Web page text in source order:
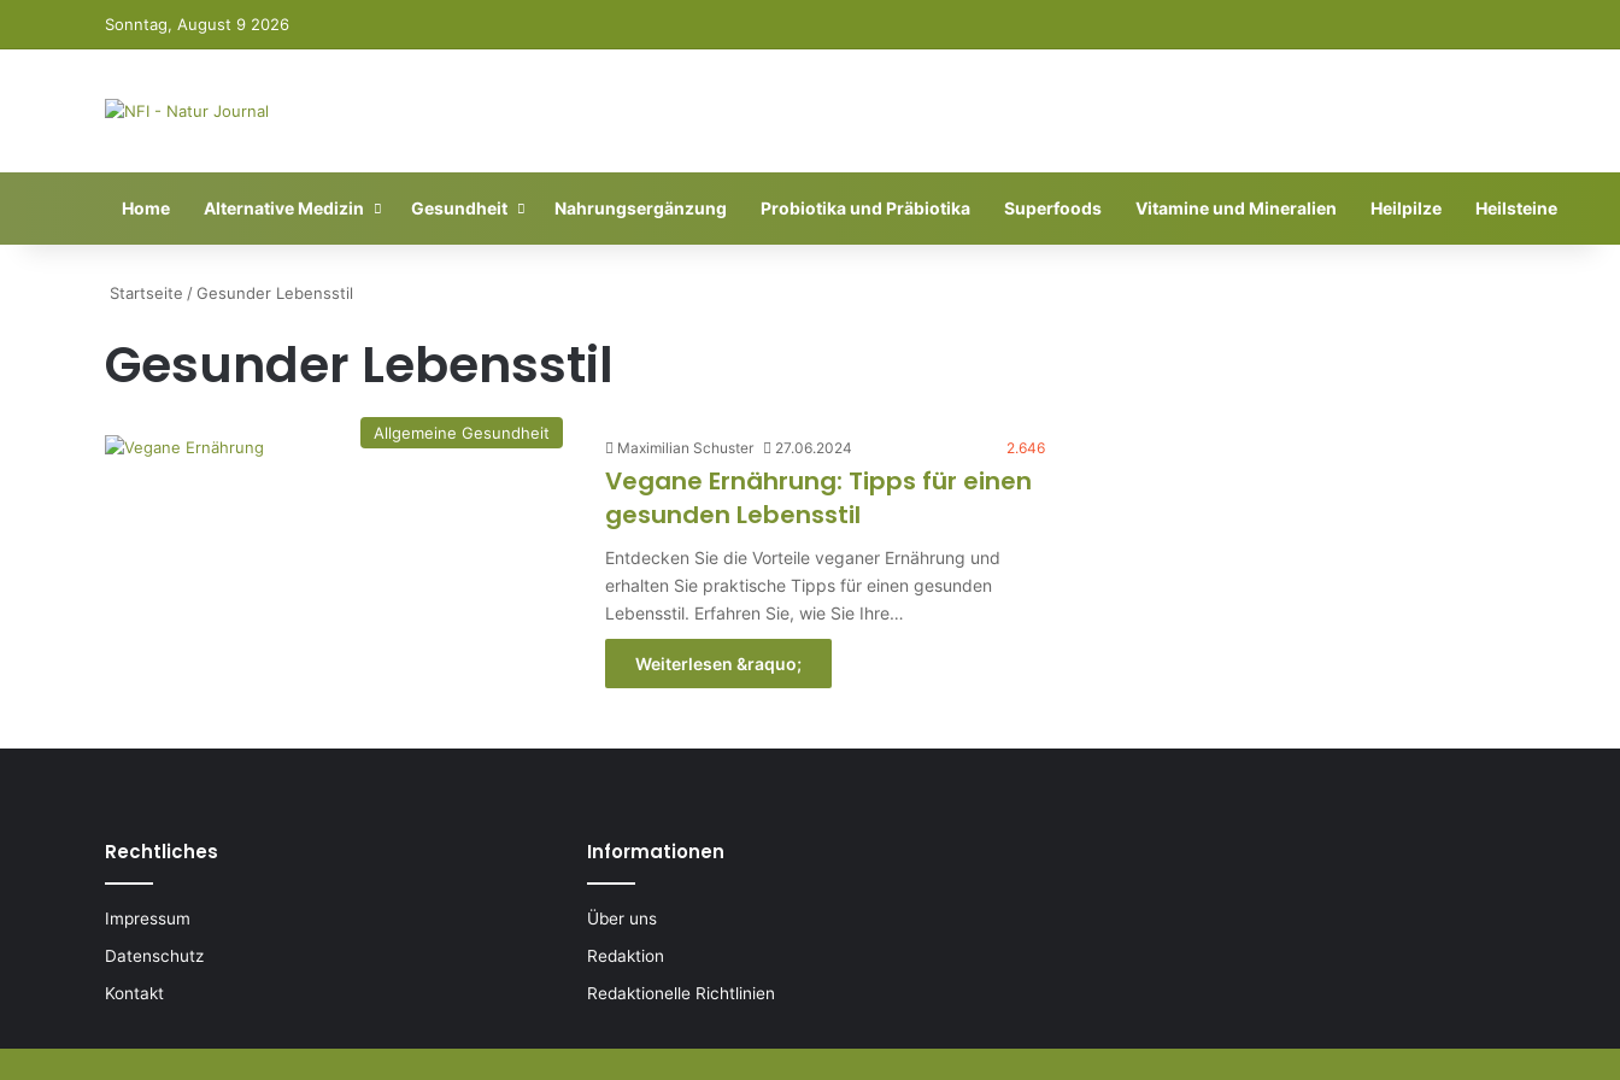
Sonntag, August 9 2026
Home Alternative Medizin Gesundheit Nahrungsergänzung Probiotika und Präbiotika Superfoods Vitamine und Mineralien Heilpilze Heilsteine
Startseite /Gesunder Lebensstil
Gesunder Lebensstil
Allgemeine Gesundheit
Maximilian Schuster 27.06.2024 2.646
Vegane Ernährung: Tipps für einen
gesunden Lebensstil
Entdecken Sie die Vorteile veganer Ernährung und
erhalten Sie praktische Tipps für einen gesunden
Lebensstil. Erfahren Sie, wie Sie Ihre…
Weiterlesen &raquo;
Rechtliches
Impressum
Datenschutz
Kontakt
Informationen
Über uns
Redaktion
Redaktionelle Richtlinien